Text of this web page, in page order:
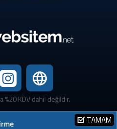
%20 KDV dahil değildir.
Medya hizmetidir.
TAMAM